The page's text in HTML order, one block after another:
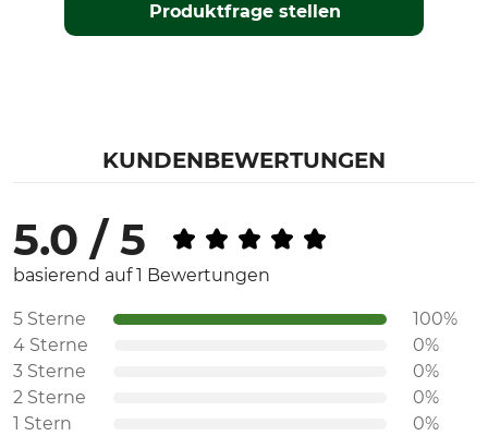
Produktfrage stellen
KUNDENBEWERTUNGEN
5.0 / 5
basierend auf 1 Bewertungen
5 Sterne
100%
4 Sterne
0%
3 Sterne
0%
2 Sterne
0%
1 Stern
0%